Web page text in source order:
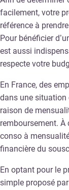
facilement, votre
référence à
Pour bénéficier
est aussi
respecte votre
En France, des
dans une situation
raison de
remboursement. À
conso à
financière du
En optant pour le
simple proposé